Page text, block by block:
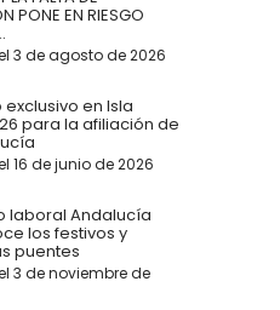
PONE EN RIESGO
3 de agosto de 2026
en Isla
para la afiliación de
16 de junio de 2026
laboral Andalucía
los festivos y
puentes
3 de noviembre de